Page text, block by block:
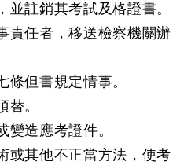
並註銷其考試及格證書。
責任者，移送檢察機關辦
條但書規定情事。
替。
變造應考證件。
或其他不正當方法，使考